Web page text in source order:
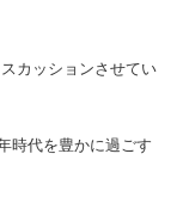
カッションさせてい
時代を豊かに過ごす